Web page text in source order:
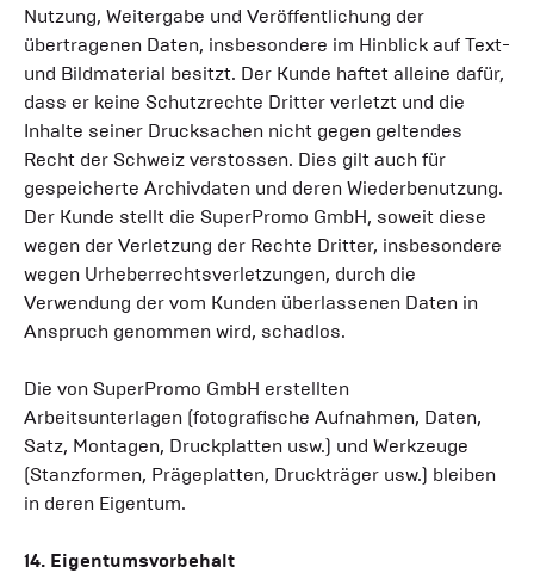
Nutzung, Weitergabe und Veröffentlichung der
übertragenen Daten, insbesondere im Hinblick auf Text-
und Bildmaterial besitzt. Der Kunde haftet alleine dafür,
dass er keine Schutzrechte Dritter verletzt und die
Inhalte seiner Drucksachen nicht gegen geltendes
Recht der Schweiz verstossen. Dies gilt auch für
gespeicherte Archivdaten und deren Wiederbenutzung.
Der Kunde stellt die SuperPromo GmbH, soweit diese
wegen der Verletzung der Rechte Dritter, insbesondere
wegen Urheberrechtsverletzungen, durch die
Verwendung der vom Kunden überlassenen Daten in
Anspruch genommen wird, schadlos.
Die von SuperPromo GmbH erstellten
Arbeitsunterlagen (fotografische Aufnahmen, Daten,
Satz, Montagen, Druckplatten usw.) und Werkzeuge
(Stanzformen, Prägeplatten, Druckträger usw.) bleiben
in deren Eigentum.
14. Eigentumsvorbehalt